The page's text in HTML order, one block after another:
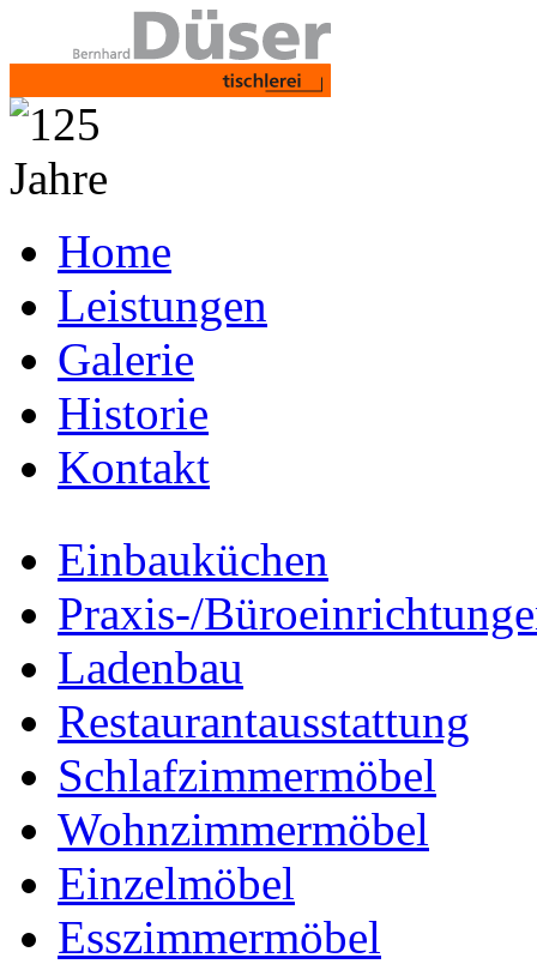
Home
Leistungen
Galerie
Historie
Kontakt
Einbauküchen
Praxis-/
Ladenbau
Restaurantausstattung
Schlafzimmermöbel
Wohnzimmermöbel
Einzelmöbel
Esszimmermöbel